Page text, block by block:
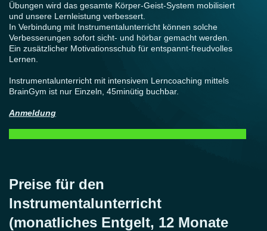
Übungen wird das gesamte Körper-Geist-System mobilisiert
und unsere Lernleistung verbessert.
In Verbindung mit Instrumentalunterricht können solche
Verbesserungen sofort sicht- und hörbar gemacht werden.
Ein zusätzlicher Motivationsschub für entspannt-freudvolles
Lernen.
Instrumentalunterricht mit intensivem Lerncoaching mittels
BrainGym ist nur Einzeln, 45minütig buchbar.
Anmeldung
Preise für den
Instrumentalunterricht
(monatliches Entgelt, 12 Monate